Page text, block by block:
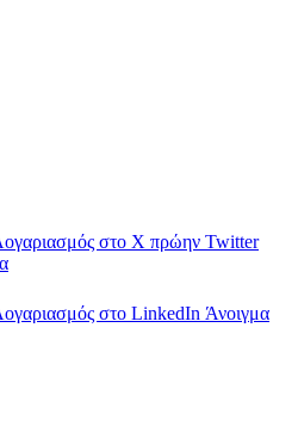
στο X πρώην Twitter
στο LinkedIn Άνοιγμα